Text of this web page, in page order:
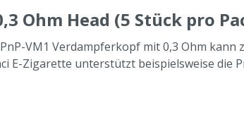
Ohm Head (5 Stück pro
VM1 Verdampferkopf mit 0,3 Ohm kann
E-Zigarette unterstützt beispielsweise die